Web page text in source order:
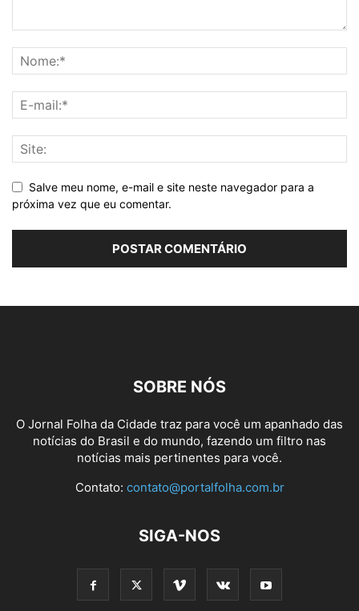
Salve meu nome, e-mail e site neste navegador para a
próxima vez que eu comentar.
SOBRE NÓS
O Jornal Folha da Cidade traz para você um apanhado das
notícias do Brasil e do mundo, fazendo um filtro nas
notícias mais pertinentes para você.
Contato: contato@portalfolha.com.br
SIGA-NOS